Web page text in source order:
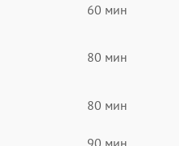
60 мин
80 мин
80 мин
90 мин